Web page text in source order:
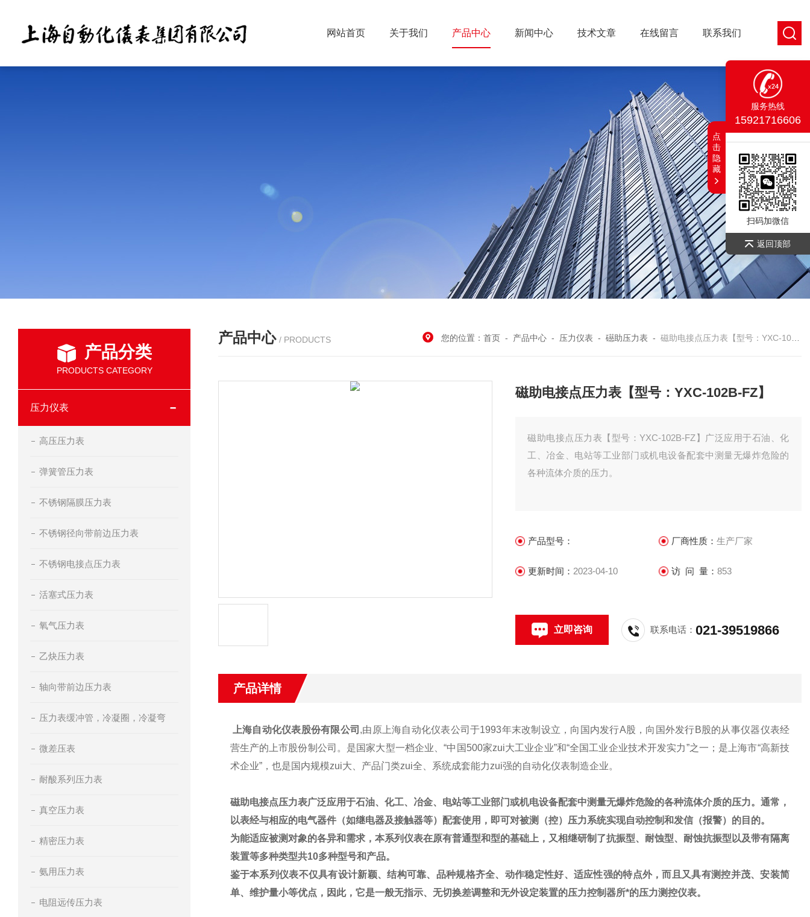
网站首页 关于我们 产品中心 新闻中心 技术文章 在线留言 联系我们
产品分类
PRODUCTS CATEGORY
压力仪表
高压压力表
弹簧管压力表
不锈钢隔膜压力表
不锈钢径向带前边压力表
不锈钢电接点压力表
活塞式压力表
氧气压力表
乙炔压力表
轴向带前边压力表
压力表缓冲管，冷凝圈，冷凝弯
微差压表
耐酸系列压力表
真空压力表
精密压力表
氨用压力表
电阻远传压力表
产品中心 / PRODUCTS 您的位置：首页 - 产品中心 - 压力仪表 -礠助压力表 -磁助电接点压力表【型号：YXC-102B-FZ】
磁助电接点压力表【型号：YXC-102B-FZ】
磁助电接点压力表【型号：YXC-102B-FZ】广泛应用于石油、化
工、冶金、电站等工业部门或机电设备配套中测量无爆炸危险的
各种流体介质的压力。
产品型号： 厂商性质： 生产厂家
更新时间： 2023-04-10 访 问 量： 853
立即咨询 联系电话：021-39519866
产品详情
上海自动化仪表股份有限公司 ,由原上海自动化仪表公司于1993年末改制设立，向国内发行A股，向国外发行B股的从事仪器仪表经
营生产的上市股份制公司。是国家大型一档企业、“中国500家zui大工业企业”和“全国工业企业技术开发实力”之一；是上海市“高新技
术企业”，也是国内规模zui大、产品门类zui全、系统成套能力zui强的自动化仪表制造企业。
磁助电接点压力表广泛应用于石油、化工、冶金、电站等工业部门或机电设备配套中测量无爆炸危险的各种流体介质的压力。通常，
以表经与相应的电气器件（如继电器及接触器等）配套使用，即可对被测（控）压力系统实现自动控制和发信（报警）的目的。
为能适应被测对象的各异和需求，本系列仪表在原有普通型和型的基础上，又相继研制了抗振型、耐蚀型、耐蚀抗振型以及带有隔离
装置等多种类型共10多种型号和产品。
鉴于本系列仪表不仅具有设计新颖、结构可靠、品种规格齐全、动作稳定性好、适应性强的特点外，而且又具有测控并茂、安装简
单、维护量小等优点，因此，它是一般无指示、无切换差调整和无外设定装置的压力控制器所*的压力测控仪表。
服务热线
15921716606
扫码加微信
返回顶部
点
击
隐
藏